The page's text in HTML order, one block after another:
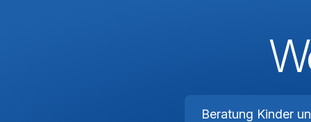
Beratung Kinder